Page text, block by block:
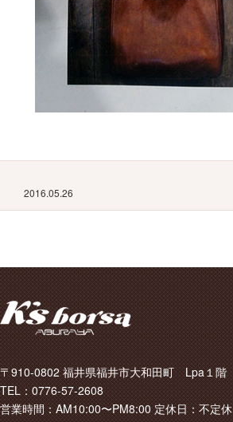
2016.05.26
〒910-0802 福井県福井市大和田町 Lpa１階
TEL：0776-57-2608
営業時間：AM10:00〜PM8:00 定休日：不定休